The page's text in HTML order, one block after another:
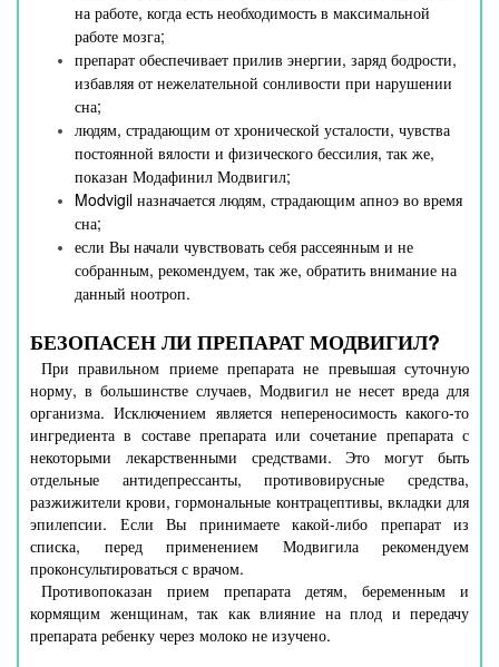
на работе, когда есть необходимость в максимальной
работе мозга;
препарат обеспечивает прилив энергии, заряд бодрости,
избавляя от нежелательной сонливости при нарушении
сна;
людям, страдающим от хронической усталости, чувства
постоянной вялости и физического бессилия, так же,
показан Модафинил Модвигил;
Modvigil назначается людям, страдающим апноэ во время
сна;
если Вы начали чувствовать себя рассеянным и не
собранным, рекомендуем, так же, обратить внимание на
данный ноотроп.
БЕЗОПАСЕН ЛИ ПРЕПАРАТ МОДВИГИЛ?
При правильном приеме препарата не превышая суточную
норму, в большинстве случаев, Модвигил не несет вреда для
организма. Исключением является непереносимость какого-то
ингредиента в составе препарата или сочетание препарата с
некоторыми лекарственными средствами. Это могут быть
отдельные антидепрессанты, противовирусные средства,
разжижители крови, гормональные контрацептивы, вкладки для
эпилепсии. Если Вы принимаете какой-либо препарат из
списка, перед применением Модвигила рекомендуем
проконсультироваться с врачом.
Противопоказан прием препарата детям, беременным и
кормящим женщинам, так как влияние на плод и передачу
препарата ребенку через молоко не изучено.